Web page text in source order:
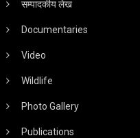
सम्पादकीय लेख
Documentaries
Video
Wildlife
Photo Gallery
Publications